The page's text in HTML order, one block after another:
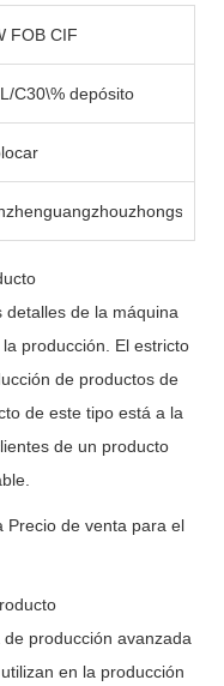
FOB CIF
C30\% depósito
de la máquina
producción. El estricto
de productos de
de este tipo está a la
de un producto
producción avanzada
en la producción